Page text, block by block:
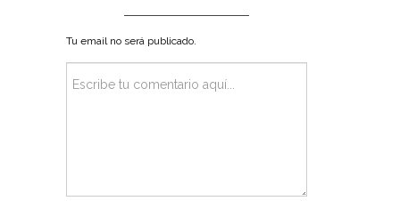
Tu email no será publicado.